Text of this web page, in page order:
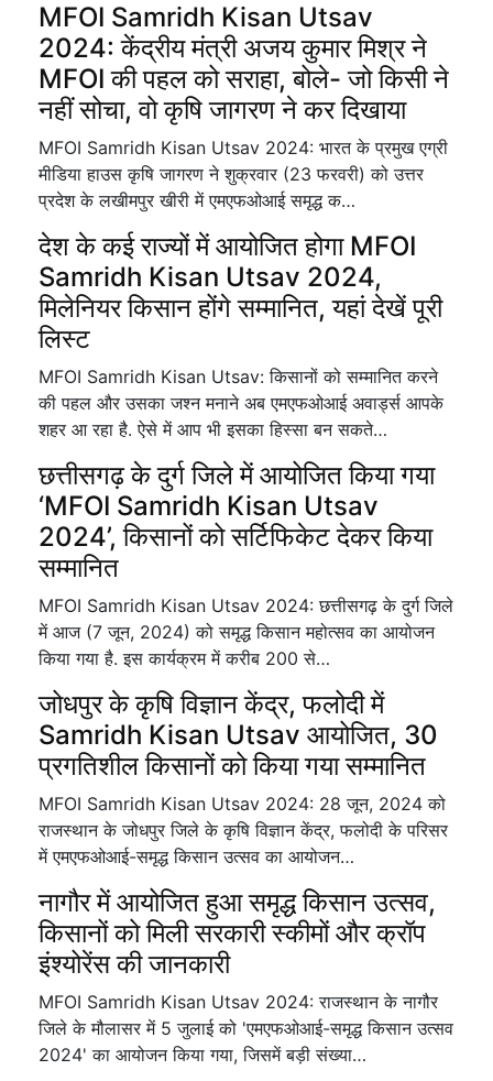
MFOI Samridh Kisan Utsav
2024: केंद्रीय मंत्री अजय कुमार मिश्र ने
MFOI की पहल को सराहा, बोले- जो किसी ने
नहीं सोचा, वो कृषि जागरण ने कर दिखाया
MFOI Samridh Kisan Utsav 2024: भारत के प्रमुख एग्री
मीडिया हाउस कृषि जागरण ने शुक्रवार (23 फरवरी) को उत्तर
प्रदेश के लखीमपुर खीरी में एमएफओआई समृद्ध क…
देश के कई राज्यों में आयोजित होगा MFOI
Samridh Kisan Utsav 2024,
मिलेनियर किसान होंगे सम्मानित, यहां देखें पूरी
लिस्ट
MFOI Samridh Kisan Utsav: किसानों को सम्मानित करने
की पहल और उसका जश्न मनाने अब एमएफओआई अवार्ड्स आपके
शहर आ रहा है. ऐसे में आप भी इसका हिस्सा बन सकते…
छत्तीसगढ़ के दुर्ग जिले में आयोजित किया गया
‘MFOI Samridh Kisan Utsav
2024’, किसानों को सर्टिफिकेट देकर किया
सम्मानित
MFOI Samridh Kisan Utsav 2024: छत्तीसगढ़ के दुर्ग जिले
में आज (7 जून, 2024) को समृद्ध किसान महोत्सव का आयोजन
किया गया है. इस कार्यक्रम में करीब 200 से…
जोधपुर के कृषि विज्ञान केंद्र, फलोदी में
Samridh Kisan Utsav आयोजित, 30
प्रगतिशील किसानों को किया गया सम्मानित
MFOI Samridh Kisan Utsav 2024: 28 जून, 2024 को
राजस्थान के जोधपुर जिले के कृषि विज्ञान केंद्र, फलोदी के परिसर
में एमएफओआई-समृद्ध किसान उत्सव का आयोजन…
नागौर में आयोजित हुआ समृद्ध किसान उत्सव,
किसानों को मिली सरकारी स्कीमों और क्रॉप
इंश्योरेंस की जानकारी
MFOI Samridh Kisan Utsav 2024: राजस्थान के नागौर
जिले के मौलासर में 5 जुलाई को 'एमएफओआई-समृद्ध किसान उत्सव
2024' का आयोजन किया गया, जिसमें बड़ी संख्या…